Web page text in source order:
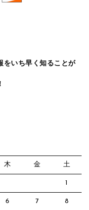
をいち早く知ることが
木 金 土
1
6 7 8